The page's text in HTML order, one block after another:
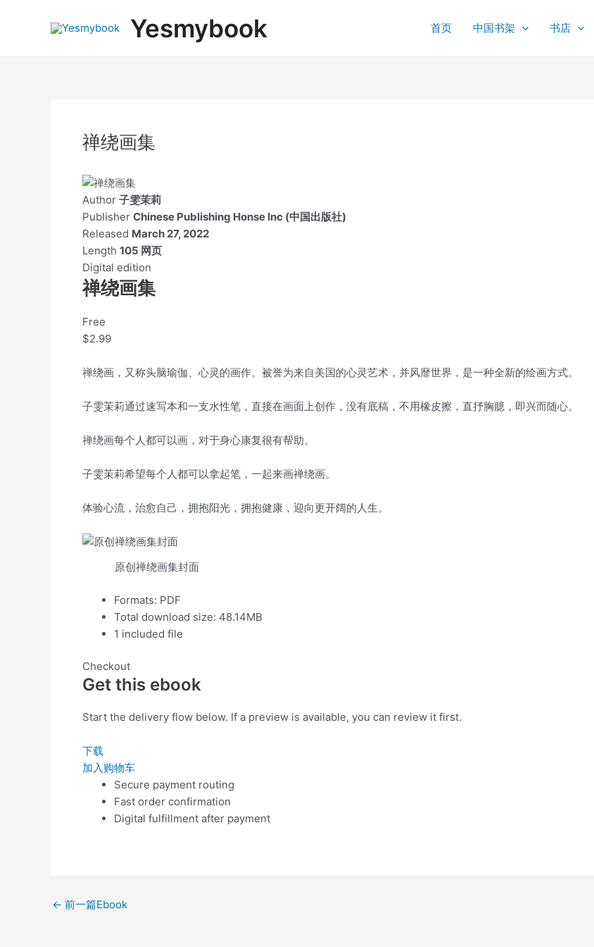
Yesmybook 首页 中国书架 书店
禅绕画集
Author 子雯茉莉
Publisher Chinese Publishing Honse Inc (中国出版社)
Released March 27, 2022
Length 105 网页
Digital edition
禅绕画集
Free
$2.99
禅绕画，又称头脑瑜伽、心灵的画作。被誉为来自美国的心灵艺术，并风靡世界，是一种全新的绘画方式。
子雯茉莉通过速写本和一支水性笔，直接在画面上创作，没有底稿，不用橡皮擦，直抒胸臆，即兴而随心。
禅绕画每个人都可以画，对于身心康复很有帮助。
子雯茉莉希望每个人都可以拿起笔，一起来画禅绕画。
体验心流，治愈自己，拥抱阳光，拥抱健康，迎向更开阔的人生。
原创禅绕画集封面
Formats: PDF
Total download size: 48.14MB
1 included file
Checkout
Get this ebook
Start the delivery flow below. If a preview is available, you can review it first.
下载
加入购物车
Secure payment routing
Fast order confirmation
Digital fulfillment after payment
navigation
← 前一篇Ebook